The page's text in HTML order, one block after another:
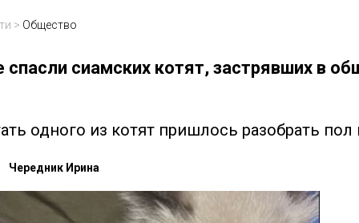
> Общество
спасли сиамских котят, застрявших в
одного из котят пришлось разобрать пол
Чередник Ирина